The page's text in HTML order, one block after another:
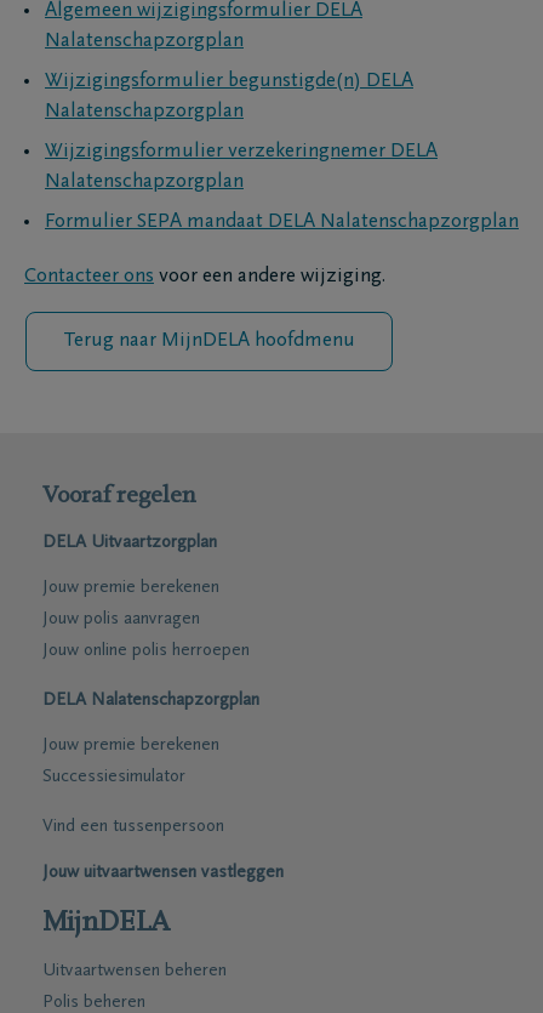
Algemeen wijzigingsformulier DELA
Nalatenschapzorgplan
Wijzigingsformulier begunstigde(n) DELA
Nalatenschapzorgplan
Wijzigingsformulier verzekeringnemer DELA
Nalatenschapzorgplan
Formulier SEPA mandaat DELA Nalatenschapzorgplan
Contacteer ons voor een andere wijziging.
Terug naar MijnDELA hoofdmenu
Vooraf regelen
DELA Uitvaartzorgplan
Jouw premie berekenen
Jouw polis aanvragen
Jouw online polis herroepen
DELA Nalatenschapzorgplan
Jouw premie berekenen
Successiesimulator
Vind een tussenpersoon
Jouw uitvaartwensen vastleggen
MijnDELA
Uitvaartwensen beheren
Polis beheren